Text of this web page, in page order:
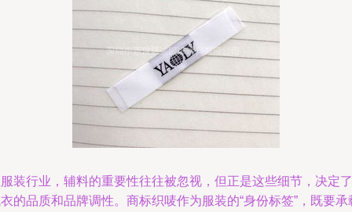
装行业，辅料的重要性往往被忽视，但正是这些细节，决定了
的品质和品牌调性。商标织唛作为服装的“身份标签”，既要承